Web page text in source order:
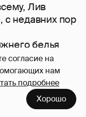
согласие на
нам
подробнее
Хорошо
Лив
с недавних пор
белья
стала
— 21 июня в